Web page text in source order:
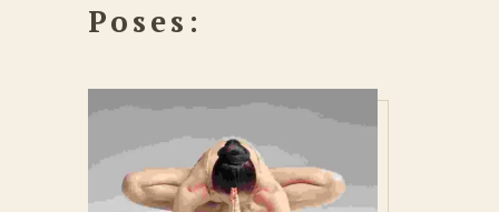
Poses: